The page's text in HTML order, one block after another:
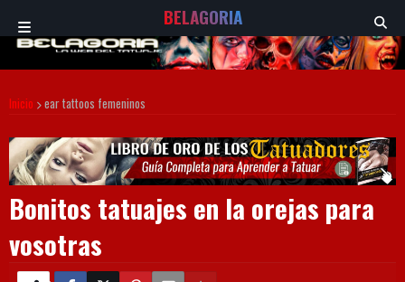
BELAGORIA
Inicio ear tattoos femeninos
Bonitos tatuajes en la orejas para
vosotras